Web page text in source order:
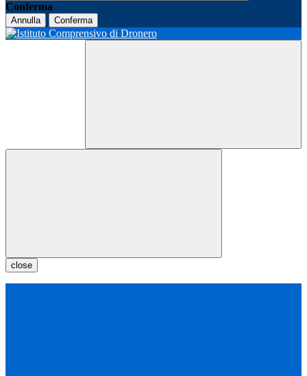
Conferma
Annulla Conferma
close